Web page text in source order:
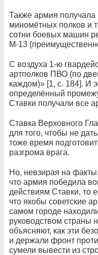
Также армия получала
миномётных полков и
сотни боевых машин
М-13
С воздуха 1-ю
артполков ПВО (по
каждом)» [1, с. 184]. И
определённый
Ставки получали все
Ставка Верховного
для того, чтобы не
тоже время
разгрома врага.
Но, невзирая на
что армия победила
действиям Ставки, то
что якобы советские
самом городе
руководством страны
объясняют, как эти
и держали фронт
сумели вывести из